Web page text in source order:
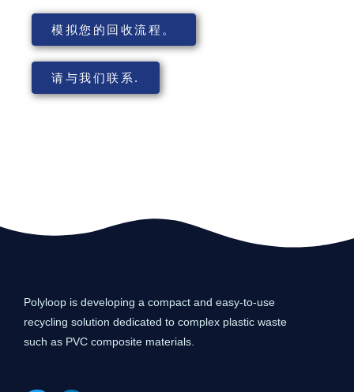
模拟您的回收流程。
请与我们联系.
Polyloop is developing a compact and easy-to-use
recycling solution dedicated to complex plastic waste
such as PVC composite materials.